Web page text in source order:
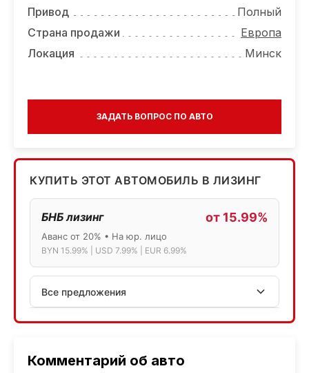
Комментарий об авто
Привод
Полный
Страна продажи
Европа
Локация
Минск
ЗАДАТЬ ВОПРОС ПО АВТО
КУПИТЬ ЭТОТ АВТОМОБИЛЬ В ЛИЗИНГ
БНБ лизинг от 15.99%
Аванс от 20% • На юр. лицо
BYN 15.99% | USD 7.99% | EUR 6.99%
Все предложения
АСБ лизинг